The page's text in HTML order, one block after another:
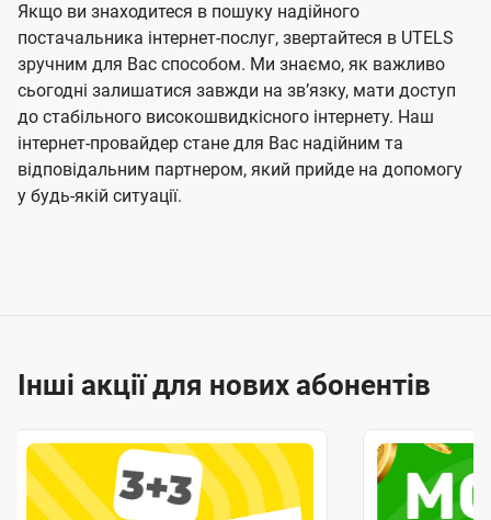
Якщо ви знаходитеся в пошуку надійного
постачальника інтернет-послуг, звертайтеся в UTELS
зручним для Вас способом. Ми знаємо, як важливо
сьогодні залишатися завжди на звʼязку, мати доступ
до стабільного високошвидкісного інтернету. Наш
інтернет-провайдер стане для Вас надійним та
відповідальним партнером, який прийде на допомогу
у будь-якій ситуації.
Інші акції для нових абонентів